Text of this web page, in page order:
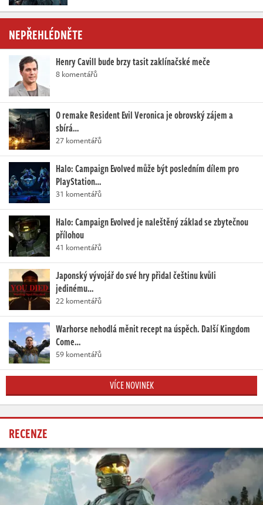
NEPŘEHLÉDNĚTE
Henry Cavill bude brzy tasit zaklínačské meče
8 komentářů
O remake Resident Evil Veronica je obrovský zájem a
sbírá…
27 komentářů
Halo: Campaign Evolved může být posledním dílem pro
PlayStation…
31 komentářů
Halo: Campaign Evolved je naleštěný základ se zbytečnou
přílohou
41 komentářů
Japonský vývojář do své hry přidal češtinu kvůli
jedinému…
22 komentářů
Warhorse nehodlá měnit recept na úspěch. Další Kingdom
Come…
59 komentářů
VÍCE NOVINEK
RECENZE